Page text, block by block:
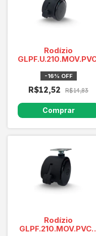
Rodízio
-16% OFF
R$12,52 R$14,83
Rodízio